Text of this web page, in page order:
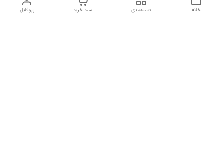
پروفایل سبد خرید دسته‌بندی خانه